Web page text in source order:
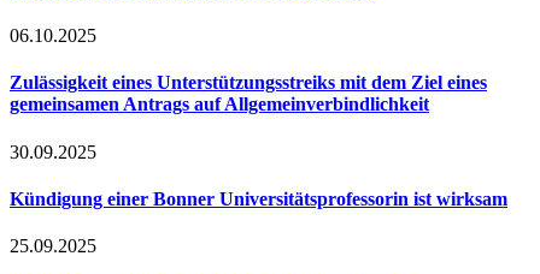
06.10.2025
Zulässigkeit eines Unterstützungsstreiks mit dem Ziel eines
gemeinsamen Antrags auf Allgemeinverbindlichkeit
30.09.2025
Kündigung einer Bonner Universitätsprofessorin ist wirksam
25.09.2025